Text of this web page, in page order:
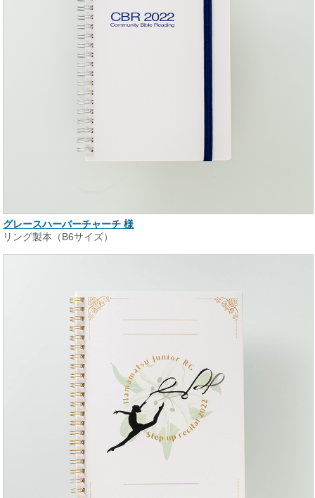
グレースハーバーチャーチ 様
リング製本（B6サイズ）